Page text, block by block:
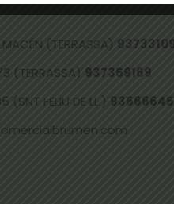
(TERRASSA)
(TERRASSA) 937359169
(SNT FELIU DE LL.)